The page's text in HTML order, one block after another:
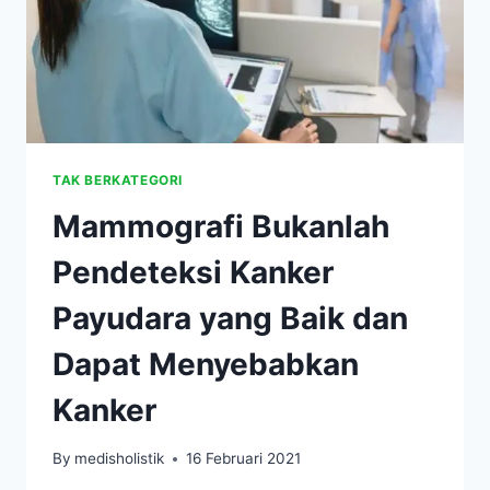
TAK BERKATEGORI
Mammografi Bukanlah
Pendeteksi Kanker
Payudara yang Baik dan
Dapat Menyebabkan
Kanker
By medisholistik 16 Februari 2021